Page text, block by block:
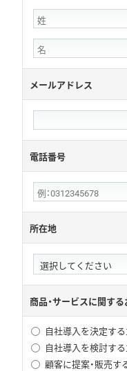
メールアドレス
電話番号
所在地
商品・サービスに関す
自社導入を決定す
自社導入を検討す
顧客に提案・販売す